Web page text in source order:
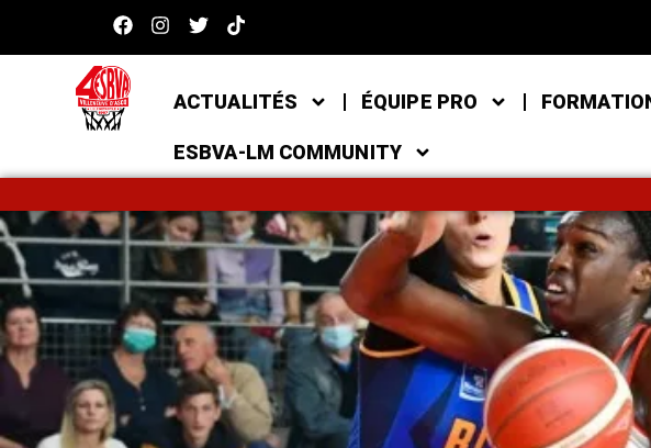
ACTUALITÉS ÉQUIPE PRO
ESBVA-LM COMMUNITY